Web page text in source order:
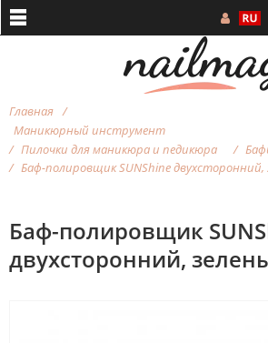
Главная
Маникюрный инструмент
Пилочки для маникюра и педикюра
Баф-полировщик SUNShine двухсторонний,
Баф-полировщик
двухсторонний,